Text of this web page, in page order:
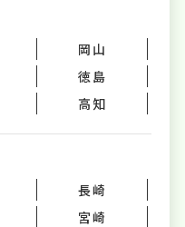
岡山
徳島
高知
長崎
宮崎